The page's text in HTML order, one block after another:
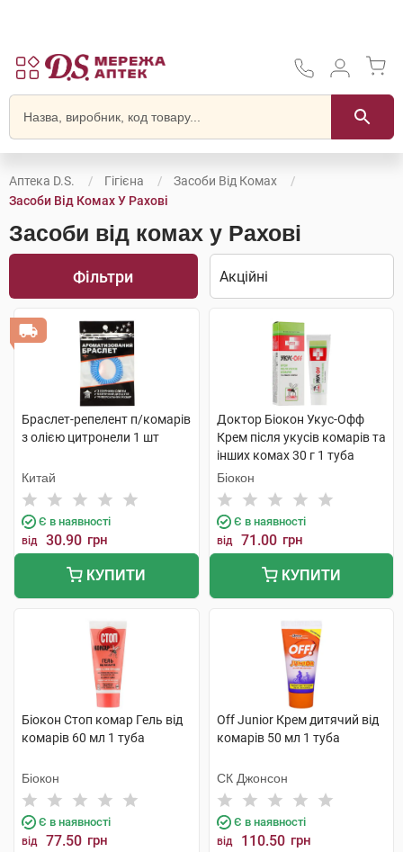
Аптека D.S. Гігієна
Засоби Від Комах
Засоби Від Комах У Рахові
Засоби від комах у Рахові
Фільтри
Браслет-репелент п/комарів
з олією цитронели 1 шт
Китай
Є в наявності
від 30.90 грн
КУПИТИ
Доктор Біокон Укус-Офф
Крем після укусів комарів та
інших комах 30 г 1 туба
Біокон
Є в наявності
від 71.00 грн
КУПИТИ
Біокон Стоп комар Гель від
комарів 60 мл 1 туба
Біокон
Є в наявності
від 77.50 грн
Off Junior Крем дитячий від
комарів 50 мл 1 туба
СК Джонсон
Є в наявності
від 110.50 грн